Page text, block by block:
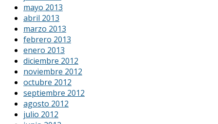
mayo 2013
abril 2013
marzo 2013
febrero 2013
enero 2013
diciembre 2012
noviembre 2012
octubre 2012
septiembre 2012
agosto 2012
julio 2012